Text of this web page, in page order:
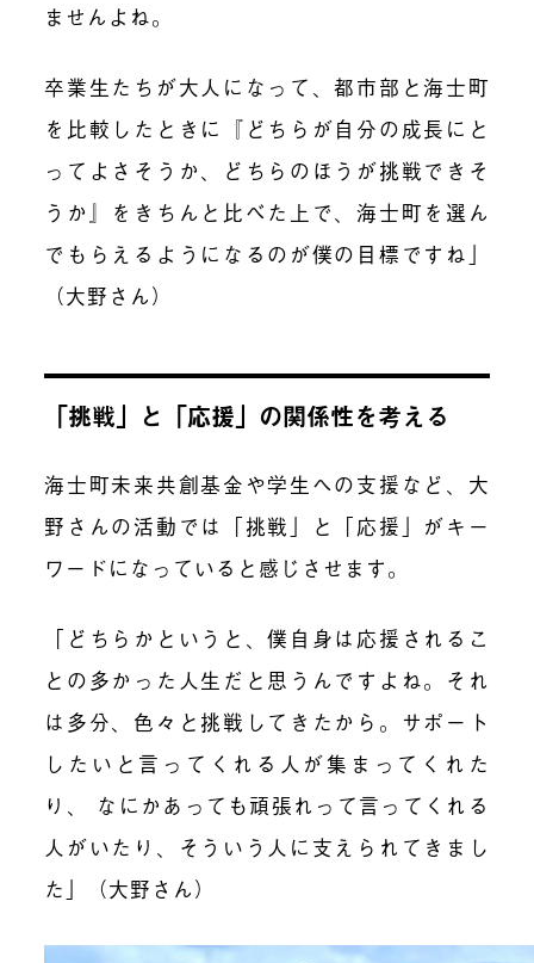
ませんよね。
卒業生たちが大人になって、都市部と海士町
を比較したときに『どちらが自分の成長にと
ってよさそうか、どちらのほうが挑戦できそ
うか』をきちんと比べた上で、海士町を選ん
でもらえるようになるのが僕の目標ですね」
（大野さん）
「挑戦」と「応援」の関係性を考える
海士町未来共創基金や学生への支援など、大
野さんの活動では「挑戦」と「応援」がキー
ワードになっていると感じさせます。
「どちらかというと、僕自身は応援されるこ
との多かった人生だと思うんですよね。それ
は多分、色々と挑戦してきたから。サポート
したいと言ってくれる人が集まってくれた
り、 なにかあっても頑張れって言ってくれる
人がいたり、そういう人に支えられてきまし
た」（大野さん）